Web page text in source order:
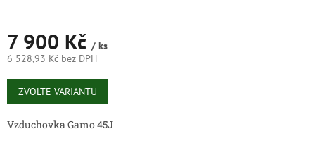
7 900 Kč / ks
6 528,93 Kč bez DPH
Měrná
cena:
ZVOLTE VARIANTU
Vzduchovka Gamo 45J